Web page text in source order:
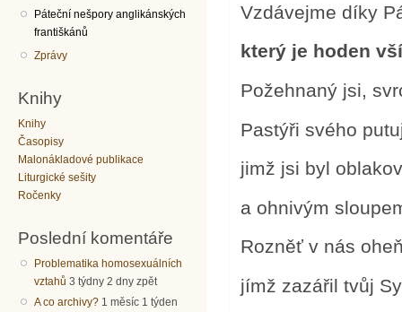
Páteční nešpory anglikánských
františkánů
Zprávy
Knihy
Knihy
Časopisy
Malonákladové publikace
Liturgické sešity
Ročenky
Poslední komentáře
Problematika homosexuálních
vztahů 3 týdny 2 dny zpět
A co archivy? 1 měsíc 1 týden
Vzdávejme díky
který je hoden
Požehnaný jsi,
Pastýři svého
jimž jsi byl
a ohnivým
Rozněť v nás
jímž zazářil tvůj